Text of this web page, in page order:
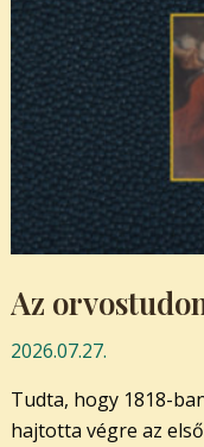
Az
2026.07.27.
Tudta, hogy 1818-
hajtotta végre az